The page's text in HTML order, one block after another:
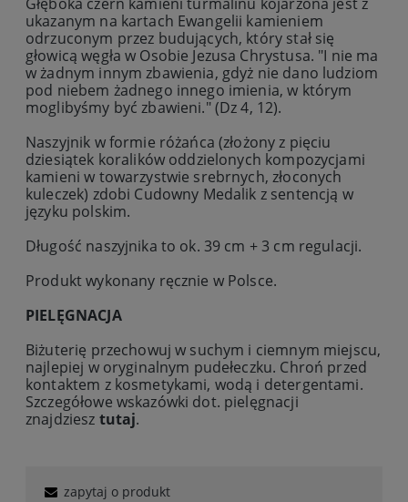
ukazanym na kartach Ewangelii kamieniem
odrzuconym przez budujących, który stał się
głowicą węgła w Osobie Jezusa Chrystusa. "I nie ma
w żadnym innym zbawienia, gdyż nie dano ludziom
pod niebem żadnego innego imienia, w którym
moglibyśmy być zbawieni." (Dz 4, 12).
Naszyjnik w formie różańca (złożony z pięciu
dziesiątek koralików oddzielonych kompozycjami
kamieni w towarzystwie srebrnych, złoconych
kuleczek) zdobi Cudowny Medalik z sentencją w
języku polskim.
Długość naszyjnika to ok. 39 cm + 3 cm regulacji.
Produkt wykonany ręcznie w Polsce.
PIELĘGNACJA
Biżuterię przechowuj w suchym i ciemnym miejscu,
najlepiej w oryginalnym pudełeczku. Chroń przed
kontaktem z kosmetykami, wodą i detergentami.
Szczegółowe wskazówki dot. pielęgnacji
znajdziesz tutaj.
zapytaj o produkt